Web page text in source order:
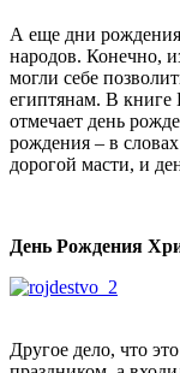
А еще дни
народов. Конечно,
могли себе
египтянам. В книге
отмечает день
рождения – в
дорогой масти, и
День Рождения
Другое дело, что